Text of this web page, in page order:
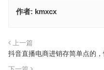
作者: kmxcx
上一篇
抖音直播电商进销存简单点的